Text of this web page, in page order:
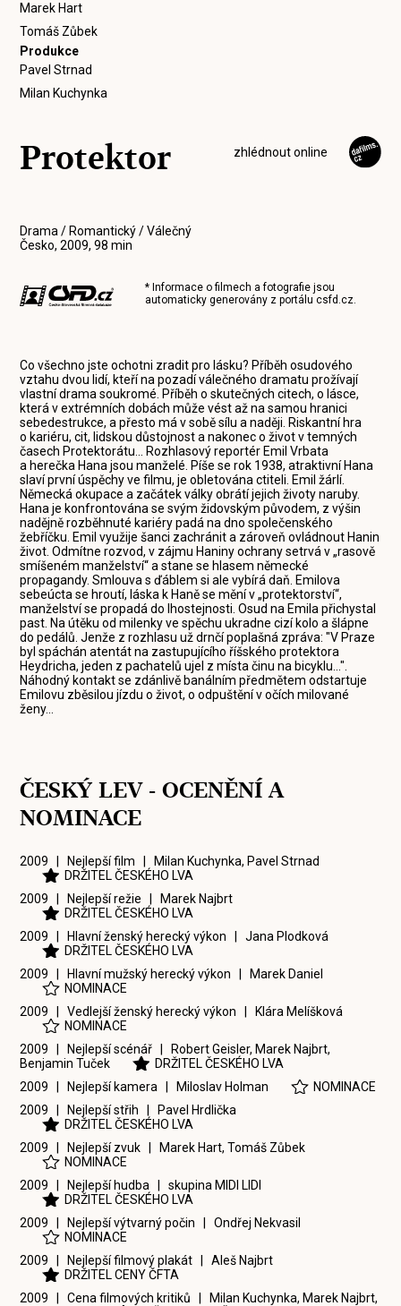
Marek Hart
Tomáš Zůbek
Produkce
Pavel Strnad
Milan Kuchynka
zhlédnout online
Protektor
Drama / Romantický / Válečný
Česko, 2009, 98 min
* Informace o filmech a fotografie jsou
automaticky generovány z portálucsfd.cz.
Co všechno jste ochotni zradit pro lásku? Příběh osudového
vztahu dvou lidí, kteří na pozadí válečného dramatu prožívají
vlastní drama soukromé. Příběh o skutečných citech, o lásce,
která v extrémních dobách může vést až na samou hranici
sebedestrukce, a přesto má v sobě sílu a naději. Riskantní hra
o kariéru, cit, lidskou důstojnost a nakonec o život v temných
časech Protektorátu... Rozhlasový reportér Emil Vrbata
a herečka Hana jsou manželé. Píše se rok 1938, atraktivní Hana
slaví první úspěchy ve filmu, je obletována ctiteli. Emil žárlí.
Německá okupace a začátek války obrátí jejich životy naruby.
Hana je konfrontována se svým židovským původem, z výšin
nadějně rozběhnuté kariéry padá na dno společenského
žebříčku. Emil využije šanci zachránit a zároveň ovládnout Hanin
život. Odmítne rozvod, v zájmu Haniny ochrany setrvá v „rasově
smíšeném manželství“ a stane se hlasem německé
propagandy. Smlouva s ďáblem si ale vybírá daň. Emilova
sebeúcta se hroutí, láska k Haně se mění v „protektorství“,
manželství se propadá do lhostejnosti. Osud na Emila přichystal
past. Na útěku od milenky ve spěchu ukradne cizí kolo a šlápne
do pedálů. Jenže z rozhlasu už drnčí poplašná zpráva: "V Praze
byl spáchán atentát na zastupujícího říšského protektora
Heydricha, jeden z pachatelů ujel z místa činu na bicyklu...".
Náhodný kontakt se zdánlivě banálním předmětem odstartuje
Emilovu zběsilou jízdu o život, o odpuštění v očích milované
ženy...
ČESKÝ LEV - OCENĚNÍ A
NOMINACE
2009 | Nejlepší film | Milan Kuchynka, Pavel Strnad
DRŽITEL ČESKÉHO LVA
2009 | Nejlepší režie | Marek Najbrt
DRŽITEL ČESKÉHO LVA
2009 | Hlavní ženský herecký výkon |Jana Plodková
DRŽITEL ČESKÉHO LVA
2009 | Hlavní mužský herecký výkon | Marek Daniel
NOMINACE
2009 | Vedlejší ženský herecký výkon | Klára Melíšková
NOMINACE
2009 | Nejlepší scénář | Robert Geisler, Marek Najbrt,
Benjamin Tuček
DRŽITEL ČESKÉHO LVA
2009 | Nejlepší kamera | Miloslav Holman
NOMINACE
2009 | Nejlepší střih | Pavel Hrdlička
DRŽITEL ČESKÉHO LVA
2009 | Nejlepší zvuk | Marek Hart,Tomáš Zůbek
NOMINACE
2009 | Nejlepší hudba |skupina MIDI LIDI
DRŽITEL ČESKÉHO LVA
2009 | Nejlepší výtvarný počin |Ondřej Nekvasil
NOMINACE
2009 | Nejlepší filmový plakát |Aleš Najbrt
DRŽITEL CENY ČFTA
2009 | Cena filmových kritiků | Milan Kuchynka, Marek Najbrt,